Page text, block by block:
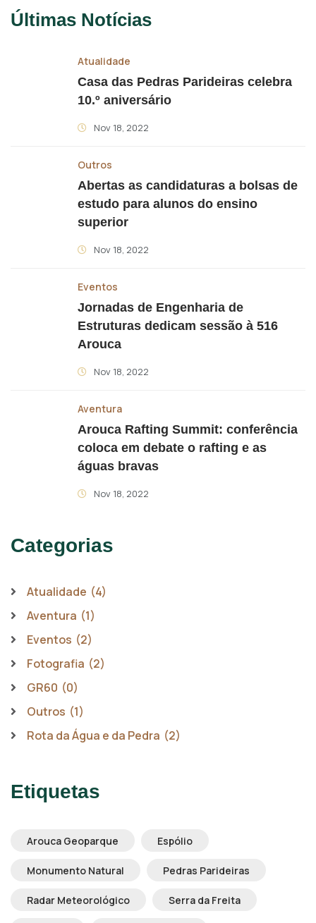
Últimas Notícias
Atualidade
Casa das Pedras Parideiras celebra
10.º aniversário
Nov 18, 2022
Outros
Abertas as candidaturas a bolsas de
estudo para alunos do ensino
superior
Nov 18, 2022
Eventos
Jornadas de Engenharia de
Estruturas dedicam sessão à 516
Arouca
Nov 18, 2022
Aventura
Arouca Rafting Summit: conferência
coloca em debate o rafting e as
águas bravas
Nov 18, 2022
Categorias
Atualidade (4)
Aventura (1)
Eventos (2)
Fotografia (2)
GR60 (0)
Outros (1)
Rota da Água e da Pedra (2)
Etiquetas
Arouca Geoparque Espólio
Monumento Natural Pedras Parideiras
Radar Meteorológico Serra da Freita